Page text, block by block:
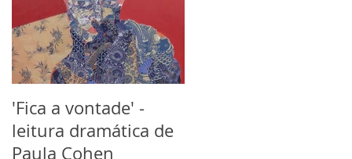
'Fica a vontade' -
leitura dramática de
Paula Cohen